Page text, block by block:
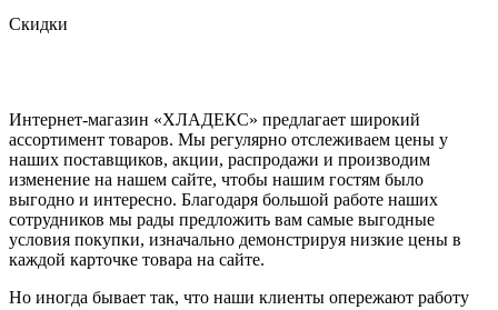
Скидки
Интернет-магазин «ХЛАДЕКС» предлагает широкий
ассортимент товаров. Мы регулярно отслеживаем цены у
наших поставщиков, акции, распродажи и производим
изменение на нашем сайте, чтобы нашим гостям было
выгодно и интересно. Благодаря большой работе наших
сотрудников мы рады предложить вам самые выгодные
условия покупки, изначально демонстрируя низкие цены в
каждой карточке товара на сайте.
Но иногда бывает так, что наши клиенты опережают работу